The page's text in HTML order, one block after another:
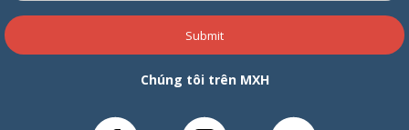
Submit
Chúng tôi trên MXH